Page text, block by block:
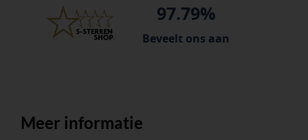
97.79%
Beveelt ons aan
Meer informatie